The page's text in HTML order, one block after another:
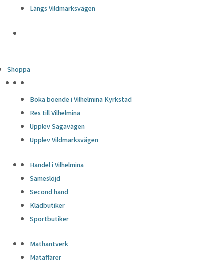
Längs Vildmarksvägen
Shoppa
Boka boende i Vilhelmina Kyrkstad
Res till Vilhelmina
Upplev Sagavägen
Upplev Vildmarksvägen
Handel i Vilhelmina
Sameslöjd
Second hand
Klädbutiker
Sportbutiker
Mathantverk
Mataffärer